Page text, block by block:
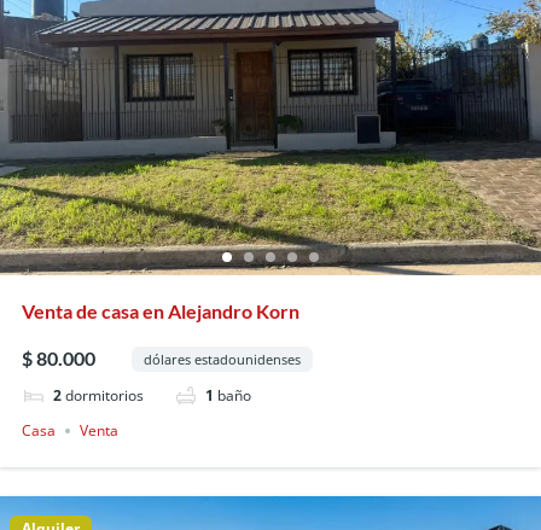
Venta de casa en Alejandro Korn
$ 80.000 dólares estadounidenses
2dormitorios 1 baño
Casa
Venta